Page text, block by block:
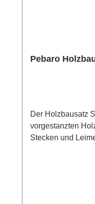
Pebaro
Der Holzbausatz
vorgestanzten
Stecken und